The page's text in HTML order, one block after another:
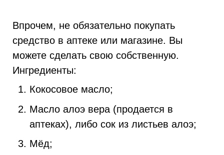
Впрочем, не обязательно покупать
средство в аптеке или магазине. Вы
можете сделать свою собственную.
Ингредиенты:
Кокосовое масло;
Масло алоэ вера (продается в
аптеках), либо сок из листьев алоэ;
Мёд;